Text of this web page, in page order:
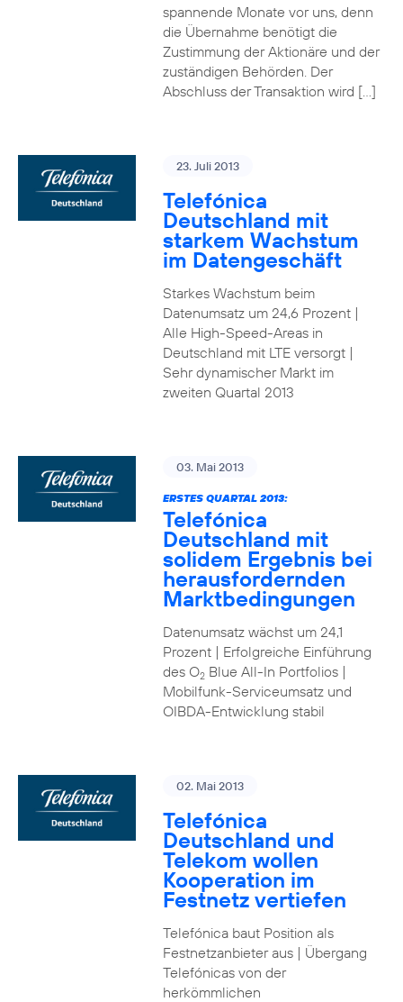
spannende Monate vor uns, denn
die Übernahme benötigt die
Zustimmung der Aktionäre und der
zuständigen Behörden. Der
Abschluss der Transaktion wird […]
23. Juli 2013
Telefónica
Deutschland mit
starkem Wachstum
im Datengeschäft
Starkes Wachstum beim
Datenumsatz um 24,6 Prozent |
Alle High-Speed-Areas in
Deutschland mit LTE versorgt |
Sehr dynamischer Markt im
zweiten Quartal 2013
03. Mai 2013
ERSTES QUARTAL 2013:
Telefónica
Deutschland mit
solidem Ergebnis bei
herausfordernden
Marktbedingungen
Datenumsatz wächst um 24,1
Prozent | Erfolgreiche Einführung
des O2Blue All-In Portfolios |
Mobilfunk-Serviceumsatz und
OIBDA-Entwicklung stabil
02. Mai 2013
Telefónica
Deutschland und
Telekom wollen
Kooperation im
Festnetz vertiefen
Telefónica baut Position als
Festnetzanbieter aus | Übergang
Telefónicas von der
herkömmlichen